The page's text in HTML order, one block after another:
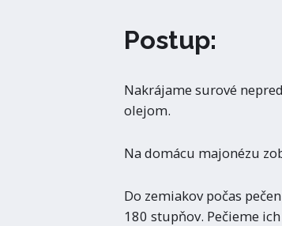
Postup:
Nakrájame surové
olejom.
Na domácu majonézu
Do zemiakov počas
180 stupňov. Pečieme